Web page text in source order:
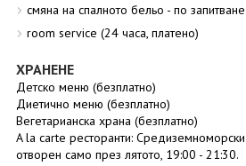
смяна на спалното бельо - по запитване
room service (24 часа, платено)
ХРАНЕНЕ
Детско меню (безплатно)
Диетично меню (безплатно)
Вегетарианска храна (безплатно)
A la carte ресторанти: Средиземноморски
отворен само през лятото, 19:00 - 21:30.